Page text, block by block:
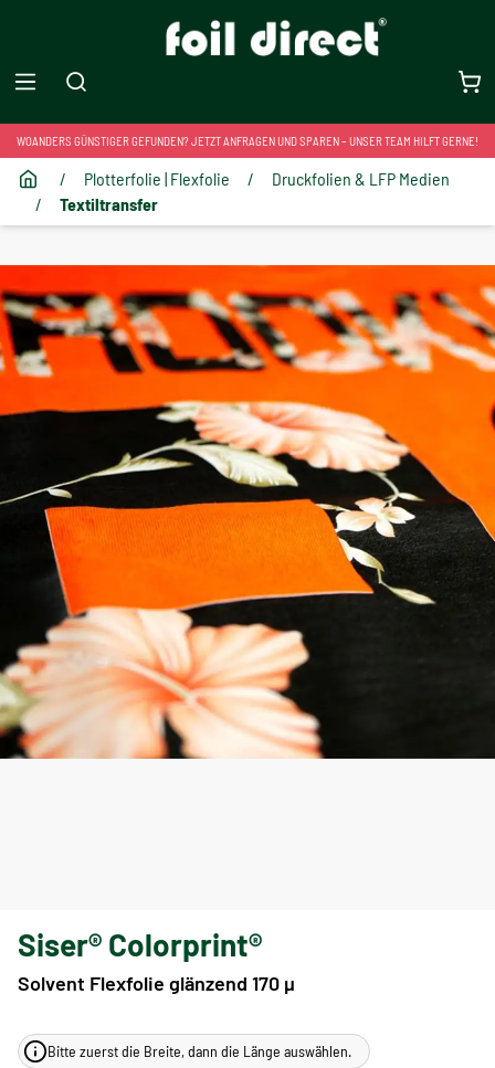
WOANDERS GÜNSTIGER GEFUNDEN? JETZT ANFRAGEN UND SPAREN – UNSER TEAM HILFT GERNE!
/ Plotterfolie | Flexfolie /
Druckfolien & LFP Medien
/
Textiltransfer
Siser® Colorprint®
Solvent Flexfolie glänzend 170 µ
Bitte zuerst die Breite, dann die Länge auswählen.